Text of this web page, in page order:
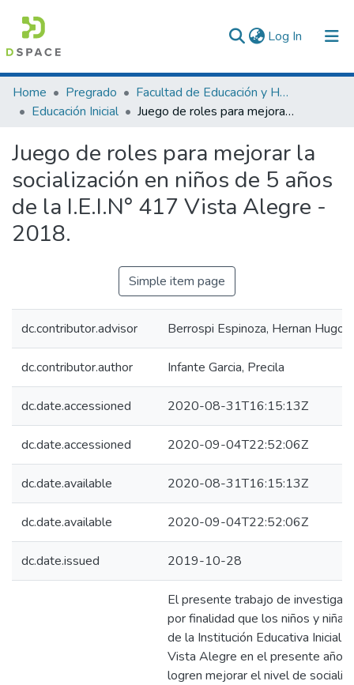
Log In (current)
Communities & Collections
All of DSpace
Statistics
Home Pregrado
Facultad de Educación y Humanidades
Educación Inicial
Juego de roles para mejorar la socialización en niños de 5 años de la I.E.I.N° 417 Vista Alegre - 2018.
Juego de roles para mejorar la
socialización en niños de 5 años
de la I.E.I.N° 417 Vista Alegre -
2018.
Simple item page
dc.contributor.advisor Berrospi Espinoza, Hernan Hugo
dc.contributor.author Infante Garcia, Precila
dc.date.accessioned 2020-08-31T16:15:13Z
dc.date.accessioned 2020-09-04T22:52:06Z
dc.date.available 2020-08-31T16:15:13Z
dc.date.available 2020-09-04T22:52:06Z
dc.date.issued 2019-10-28
El presente trabajo de
por finalidad que los niños y
de la Institución Educativa Inicial
Vista Alegre en el presente año
logren mejorar el nivel de